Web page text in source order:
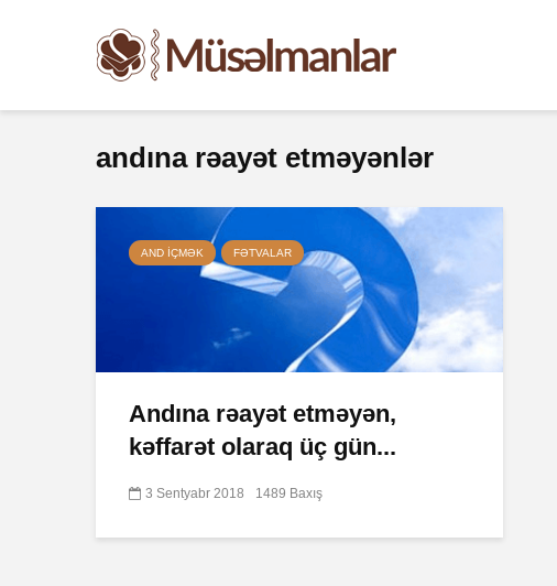
andına rəayət etməyənlər
AND IÇMƏK FƏTVALAR
Andına rəayət etməyən,
kəffarət olaraq üç gün...
3 Sentyabr 2018 1489 Baxış